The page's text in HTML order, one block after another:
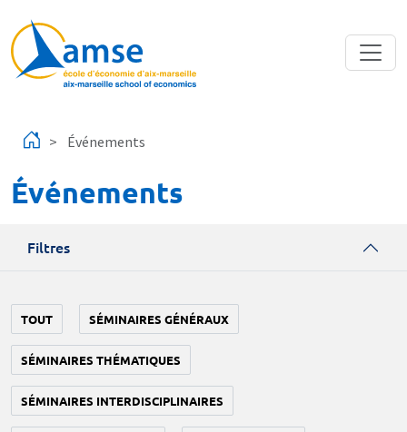
Événements
Événements
Filtres
TOUT SÉMINAIRES GÉNÉRAUX
SÉMINAIRES THÉMATIQUES
SÉMINAIRES INTERDISCIPLINAIRES